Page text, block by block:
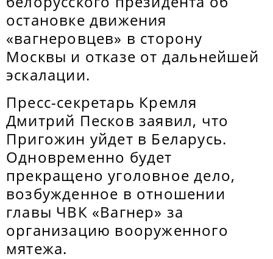
остановке движения
«вагнеровцев» в сторону
Москвы и отказе от дальнейшей
эскалации.
Пресс-секретарь Кремля
Дмитрий Песков заявил, что
Пригожин уйдет в Беларусь.
Одновременно будет
прекращено уголовное дело,
возбужденное в отношении
главы ЧВК «Вагнер» за
организацию вооруженного
мятежа.